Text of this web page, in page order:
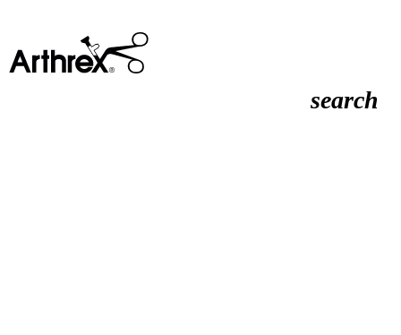
search